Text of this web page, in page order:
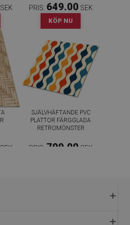
SEK PRIS: 649.00 SEK
KÖP NU
SEK
SJÄLVHÄFTANDE PVC
PLATTOR FÄRGGLADA
RETROMÖNSTER
PRIS: 799.00 SEK